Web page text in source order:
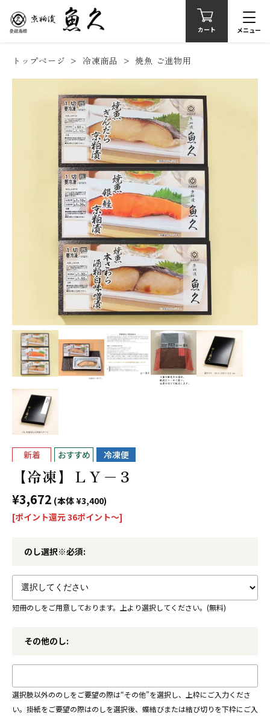
カート メニュー
トップページ 冷凍商品 焼魚 ご進物用
【冷凍】ＬＹ−３
¥3,672 (本体 ¥3,400)
[ポイント還元 36ポイント〜]
のし選択※必須:
短冊のしをご用意しております。上より選択してください。(無料)
その他のし:
選択肢以外ののしをご要望の際は“その他”を選択し、上枠にご入力くださ
い。掛紙をご要望の際はのしを選択後、蝶結びまたは結び切りを下枠にご入